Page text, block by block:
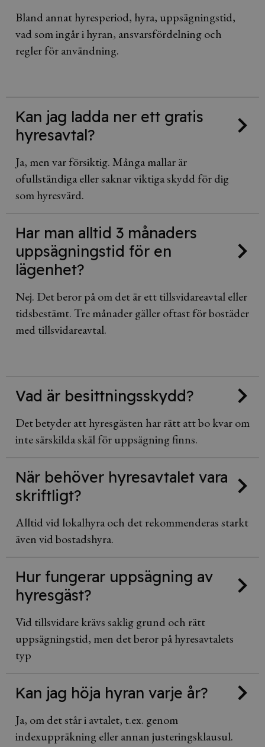
Bland annat hyresperiod, hyra, uppsägningstid,
vad som ingår i hyran, ansvarsfördelning och
regler för användning.
Kan jag ladda ner ett gratis
hyresavtal?
Ja, men var försiktig. Många mallar är
ofullständiga eller saknar viktiga skydd för dig
som hyresvärd.
Har man alltid 3 månaders
uppsägningstid för en
lägenhet?
Nej. Det beror på om det är ett tillsvidareavtal eller
tidsbestämt. Tre månader gäller oftast för bostäder
med tillsvidareavtal.
Vad är besittningsskydd?
Det betyder att hyresgästen har rätt att bo kvar om
inte särskilda skäl för uppsägning finns.
När behöver hyresavtalet vara
skriftligt?
Alltid vid lokalhyra och det rekommenderas starkt
även vid bostadshyra.
Hur fungerar uppsägning av
hyresgäst?
Vid tillsvidare krävs saklig grund och rätt
uppsägningstid, men det beror på hyresavtalets
typ
Kan jag höja hyran varje år?
Ja, om det står i avtalet, t.ex. genom
indexuppräkning eller annan justeringsklausul.